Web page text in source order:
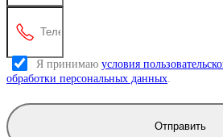
Я принимаю условия
обработки персональных данных
Отправить